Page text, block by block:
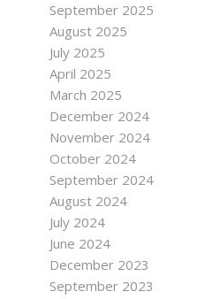
September 2025
August 2025
July 2025
April 2025
March 2025
December 2024
November 2024
October 2024
September 2024
August 2024
July 2024
June 2024
December 2023
September 2023